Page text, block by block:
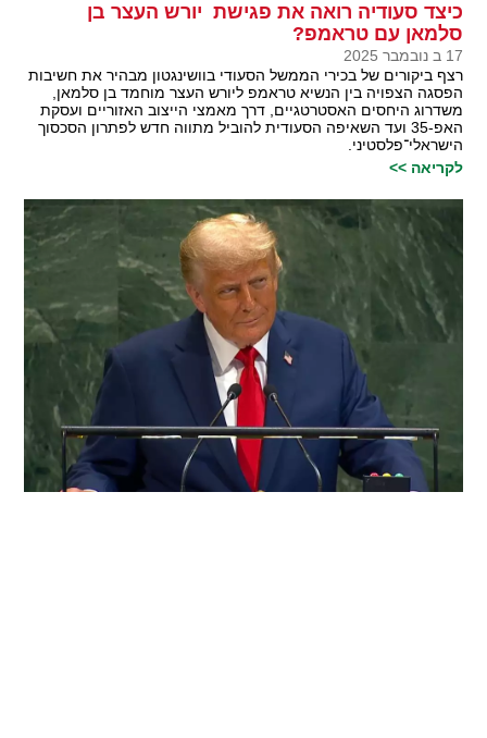
כיצד סעודיה רואה את פגישת יורש העצר בן
סלמאן עם טראמפ?
17 ב נובמבר 2025
רצף ביקורים של בכירי הממשל הסעודי בוושינגטון מבהיר את חשיבות
הפסגה הצפויה בין הנשיא טראמפ ליורש העצר מוחמד בן סלמאן,
משדרוג היחסים האסטרטגיים, דרך מאמצי הייצוב האזוריים ועסקת
האפ-35 ועד השאיפה הסעודית להוביל מתווה חדש לפתרון הסכסוך
הישראלי־פלסטיני.
לקריאה >>